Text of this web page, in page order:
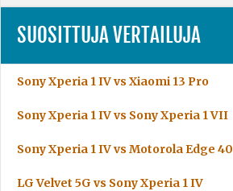
SUOSITTUJA VERTAILUJA
Sony Xperia 1 IV vs Xiaomi 13 Pro
Sony Xperia 1 IV vs Sony Xperia 1 VII
Sony Xperia 1 IV vs Motorola Edge 40
LG Velvet 5G vs Sony Xperia 1 IV